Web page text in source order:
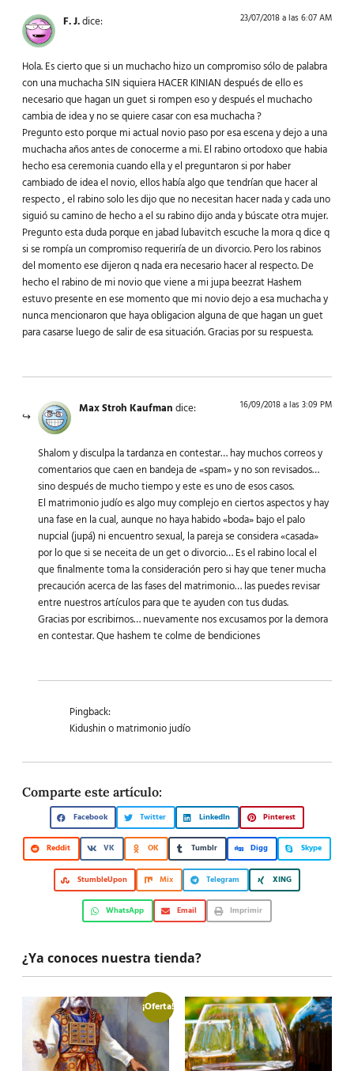
F. J.dice: 23/07/2018 a las 6:07 AM
Hola. Es cierto que si un muchacho hizo un compromiso sólo de palabra
con una muchacha SIN siquiera HACER KINIAN después de ello es
necesario que hagan un guet si rompen eso y después el muchacho
cambia de idea y no se quiere casar con esa muchacha ?
Pregunto esto porque mi actual novio paso por esa escena y dejo a una
muchacha años antes de conocerme a mi. El rabino ortodoxo que habia
hecho esa ceremonia cuando ella y el preguntaron si por haber
cambiado de idea el novio, ellos había algo que tendrían que hacer al
respecto , el rabino solo les dijo que no necesitan hacer nada y cada uno
siguió su camino de hecho a el su rabino dijo anda y búscate otra mujer.
Pregunto esta duda porque en jabad lubavitch escuche la mora q dice q
si se rompía un compromiso requeriría de un divorcio. Pero los rabinos
del momento ese dijeron q nada era necesario hacer al respecto. De
hecho el rabino de mi novio que viene a mi jupa beezrat Hashem
estuvo presente en ese momento que mi novio dejo a esa muchacha y
nunca mencionaron que haya obligacion alguna de que hagan un guet
para casarse luego de salir de esa situación. Gracias por su respuesta.
Max Stroh Kaufman dice: 16/09/2018 a las 3:09 PM
Shalom y disculpa la tardanza en contestar… hay muchos correos y
comentarios que caen en bandeja de «spam» y no son revisados…
sino después de mucho tiempo y este es uno de esos casos.
El matrimonio judío es algo muy complejo en ciertos aspectos y hay
una fase en la cual, aunque no haya habido «boda» bajo el palo
nupcial (jupá) ni encuentro sexual, la pareja se considera «casada»
por lo que si se neceita de un get o divorcio… Es el rabino local el
que finalmente toma la consideración pero si hay que tener mucha
precaución acerca de las fases del matrimonio… las puedes revisar
entre nuestros artículos para que te ayuden con tus dudas.
Gracias por escribirnos… nuevamente nos excusamos por la demora
en contestar. Que hashem te colme de bendiciones
Pingback:
Kidushin o matrimonio judío
Comparte este artículo:
Facebook Twitter LinkedIn Pinterest
Reddit VK OK Tumblr Digg Skype
StumbleUpon Mix Telegram XING
WhatsApp Email Imprimir
¿Ya conoces nuestra tienda?
¡Oferta!